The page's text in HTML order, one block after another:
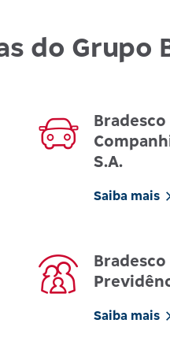
do Grupo
S.A.
Saiba mais
Bradesco
Saiba mais